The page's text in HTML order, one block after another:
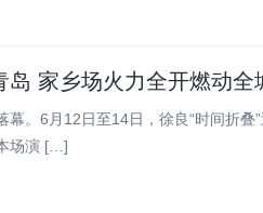
岛 家乡场火力全开燃动全
幕。6月12日至14日，徐良“时间折叠
场演 […]